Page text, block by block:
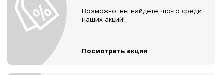
Возможно, вы найдёте что-то среди
наших акций!
Посмотреть акции